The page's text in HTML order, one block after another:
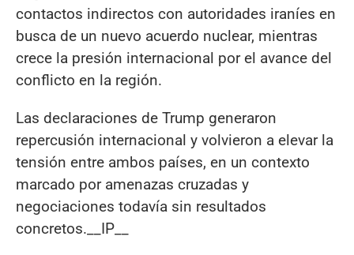
contactos indirectos con autoridades iraníes en
busca de un nuevo acuerdo nuclear, mientras
crece la presión internacional por el avance del
conflicto en la región.
Las declaraciones de Trump generaron
repercusión internacional y volvieron a elevar la
tensión entre ambos países, en un contexto
marcado por amenazas cruzadas y
negociaciones todavía sin resultados
concretos.__IP__